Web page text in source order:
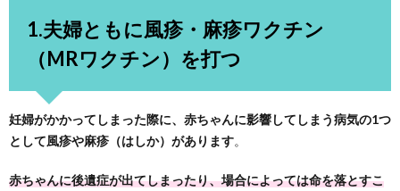
1.夫婦ともに風疹・麻疹ワクチン
（MRワクチン）を打つ
妊婦がかかってしまった際に、赤ちゃんに影響してしまう病気の1つ
として風疹や麻疹（はしか）があります。
赤ちゃんに後遺症が出てしまったり、場合によっては命を落とすこ